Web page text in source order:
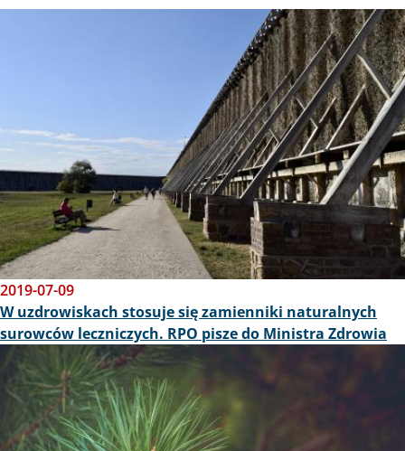
2019-07-09
W uzdrowiskach stosuje się zamienniki naturalnych
surowców leczniczych. RPO pisze do Ministra Zdrowia
Obraz